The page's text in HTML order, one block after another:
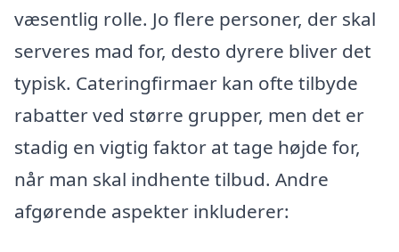
væsentlig rolle. Jo flere personer, der skal
serveres mad for, desto dyrere bliver det
typisk. Cateringfirmaer kan ofte tilbyde
rabatter ved større grupper, men det er
stadig en vigtig faktor at tage højde for,
når man skal indhente tilbud. Andre
afgørende aspekter inkluderer: